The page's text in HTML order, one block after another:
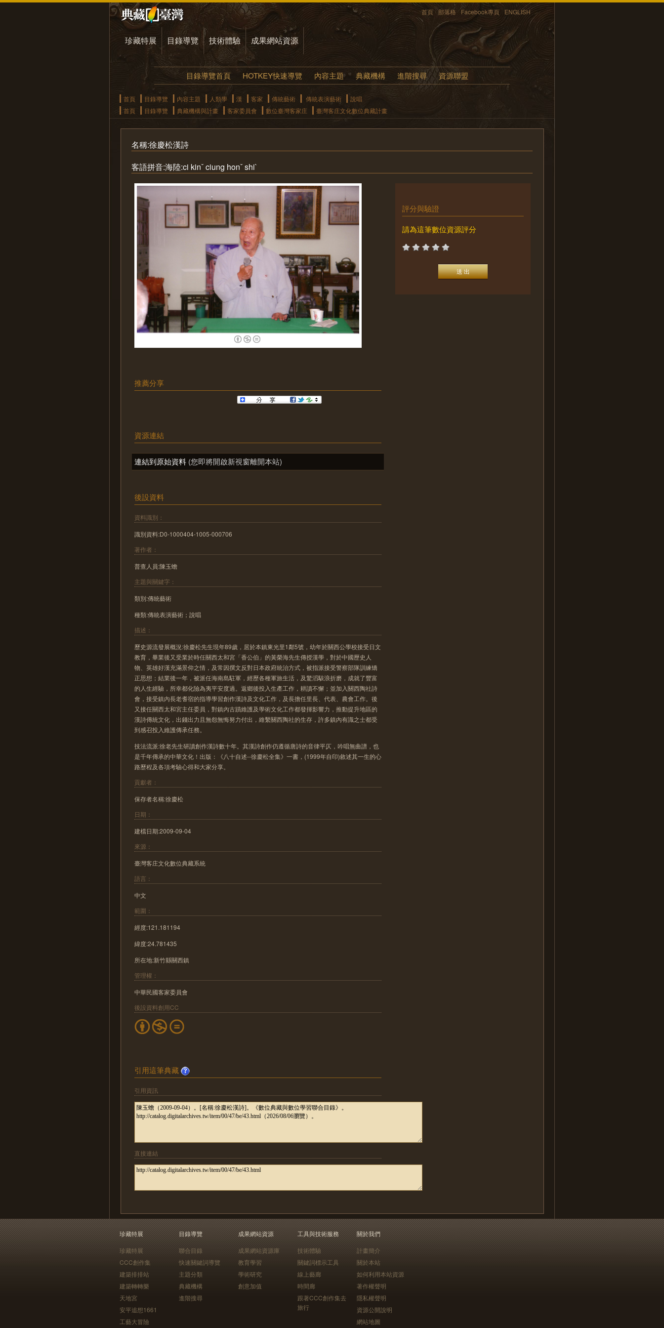
首頁 部落格 Facebook專頁 ENGLISH
珍藏特展 目錄導覽 技術體驗 成果網站資源
目錄導覽首頁 HOTKEY快速導覽 內容主題 典藏機構 進階搜尋 資源聯盟
首頁 目錄導覽 內容主題 人類學 漢 客家 傳統藝術 傳統表演藝術
說唱
首頁
目錄導覽 典藏機構與計畫 客家委員會 數位臺灣客家庄 臺灣客庄文化數位典藏計畫
名稱:徐慶松漢詩
客語拼音:海陸:ci kinˇ ciung honˇ shi`
推薦分享
資源連結
連結到原始資料 (您即將開啟新視窗離開本站)
後設資料
資料識別：
識別資料:D0-1000404-1005-000706
著作者：
普查人員:陳玉蟾
主題與關鍵字：
類別:傳統藝術
種類:傳統表演藝術；說唱
描述：
歷史源流發展概況:徐慶松先生現年89歲，居於本鎮東光里1鄰5號，幼年於關西公學校接受日文
教育，畢業後又受業於時任關西太和宮「香公伯」的黃榮海先生傳授漢學，對於中國歷史人
物、英雄好漢充滿景仰之情，及常因撰文反對日本政府統治方式，被指派接受警察部隊訓練矯
正思想；結業後一年，被派任海南島駐軍，經歷各種軍旅生活，及驚滔駭浪折磨，成就了豐富
的人生經驗，所幸都化險為夷平安度過。返鄉後投入生產工作，耕讀不懈；並加入關西陶社詩
會，接受鎮內長老耆宿的指導學習創作漢詩及文化工作，及長擔任里長、代表、農會工作。後
又接任關西太和宮主任委員，對鎮內古蹟維護及學術文化工作都發揮影響力，推動提升地區的
漢詩傳統文化，出錢出力且無怨無悔努力付出，維繫關西陶社的生存，許多鎮內有識之士都受
到感召投入維護傳承任務。
技法流派:徐老先生研讀創作漢詩數十年。其漢詩創作仍遵循唐詩的音律平仄，吟唱無曲譜，也
是千年傳承的中華文化！出版：《八十自述--徐慶松全集》一書，(1999年自印)敘述其一生的心
路歷程及各項考驗心得和大家分享。
貢獻者：
保存者名稱:徐慶松
日期：
建檔日期:2009-09-04
來源：
臺灣客庄文化數位典藏系統
語言：
中文
範圍：
經度:121.181194
緯度:24.781435
所在地:新竹縣關西鎮
管理權：
中華民國客家委員會
後設資料創用CC
引用這筆典藏
引用資訊
直接連結
評分與驗證
請為這筆數位資源評分
珍藏特展
珍藏特展
CCC創作集
建築排排站
建築轉轉樂
天地宮
安平追想1661
工藝大冒險
目錄導覽
聯合目錄
快速關鍵詞導覽
主題分類
典藏機構
進階搜尋
成果網站資源
成果網站資源庫
教育學習
學術研究
創意加值
工具與技術服務
技術體驗
關鍵詞標示工具
線上藝廊
時間廊
跟著CCC創作集去
旅行
關於我們
計畫簡介
關於本站
如何利用本站資源
著作權聲明
隱私權聲明
資源公開說明
網站地圖